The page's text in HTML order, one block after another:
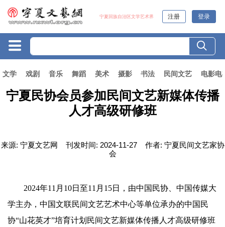
宁夏回族自治区文学艺术界 注册 登录
文学 戏剧 音乐 舞蹈 美术 摄影 书法 民间文艺 电影电
宁夏民协会员参加民间文艺新媒体传播
人才高级研修班
来源: 宁夏文艺网 刊发时间: 2024-11-27 作者: 宁夏民间文艺家协
会
2024年11月10日至11月15日，由中国民协、中国传媒大
学主办，中国文联民间文艺艺术中心等单位承办的中国民
协“山花英才”培育计划民间文艺新媒体传播人才高级研修班